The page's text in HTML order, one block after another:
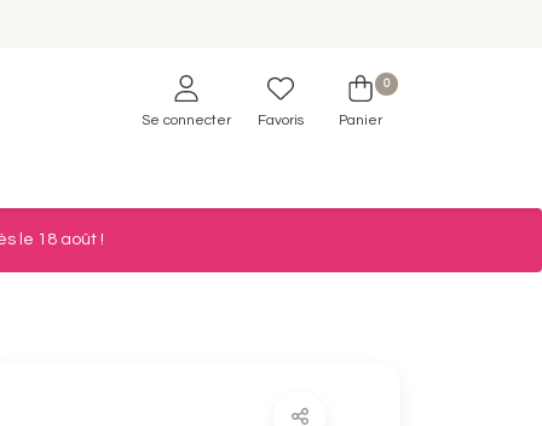
Se connecter Favoris
0
Panier
le 18 août !